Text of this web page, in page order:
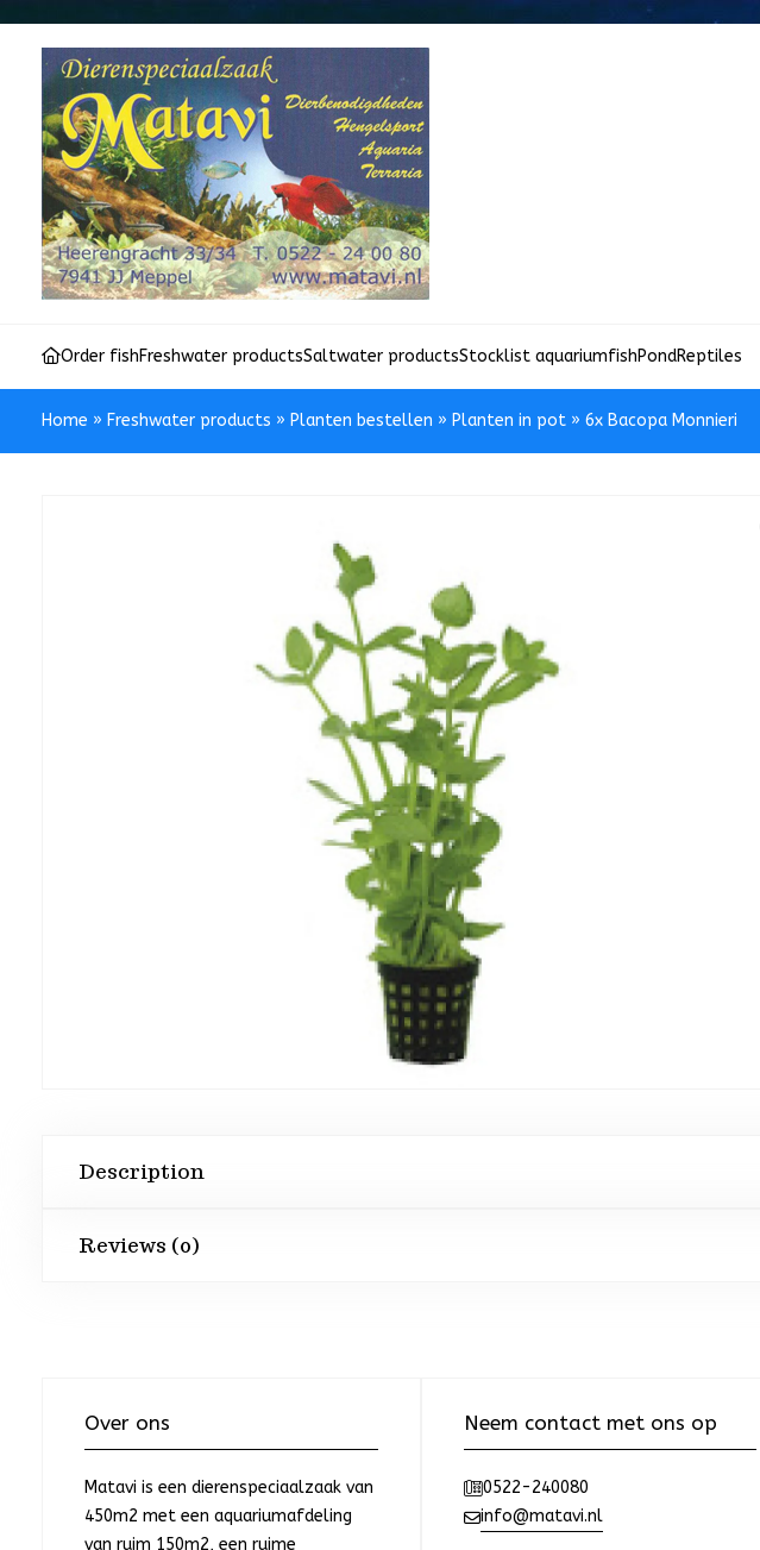
Order fishFreshwater productsSaltwater productsStocklist aquariumfishPondReptiles
Home » Freshwater products » Planten bestellen » Planten in pot » 6x Bacopa Monnieri
Description
Reviews (0)
Over ons
Matavi is een dierenspeciaalzaak van
450m2 met een aquariumafdeling
van ruim 150m2, een ruime
Neem contact met ons op
0522-240080
info@matavi.nl